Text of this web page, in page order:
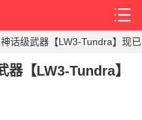
神话级武器【LW3-Tundra】现已
器【LW3-Tundra】